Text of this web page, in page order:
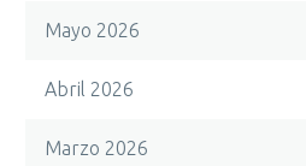
Mayo 2026
Abril 2026
Marzo 2026